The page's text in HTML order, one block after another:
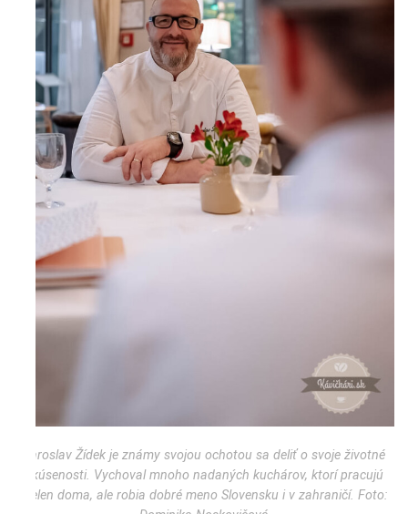
Jaroslav Žídek je známy svojou ochotou sa deliť o svoje životné
skúsenosti. Vychoval mnoho nadaných kuchárov, ktorí pracujú
nielen doma, ale robia dobré meno Slovensku i v zahraničí. Foto: